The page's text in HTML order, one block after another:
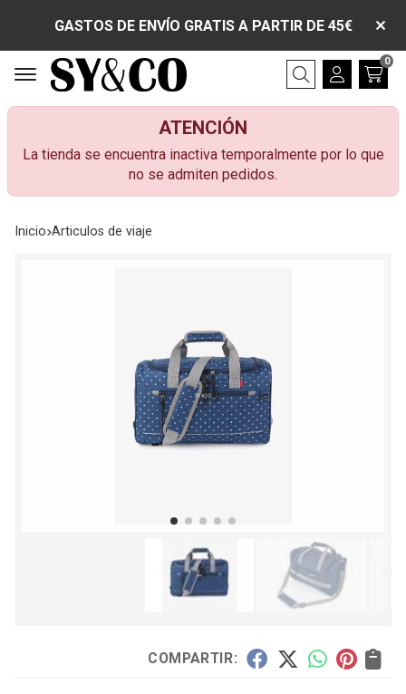
GASTOS DE ENVÍO GRATIS A PARTIR DE 45€
Buscar
0
ATENCIÓN
La tienda se encuentra inactiva temporalmente por lo que
no se admiten pedidos.
Inicio articulos de viaje
COMPARTIR: